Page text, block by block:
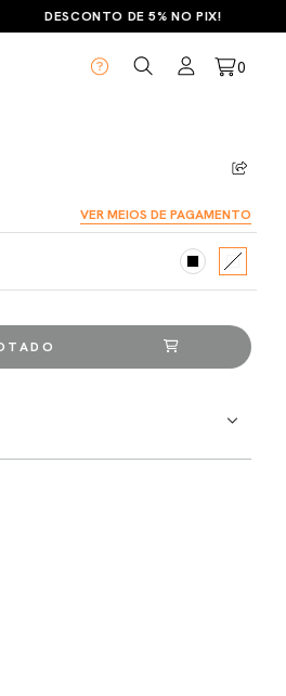
DESCONTO DE 5% NO PIX!
0
VER MEIOS DE PAGAMENTO